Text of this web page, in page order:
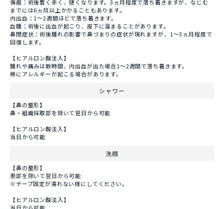
傷痕：術後暫く赤く、硬くなります。3ヵ月程度で落ち着きますが、なじむ
までには6ヵ月以上かかることもあります。
内出血：1～2週間ほどで落ち着きます。
血腫：術後に出血が起こり、皮下に溜まることがあります。
鼻閉症状：術後腫れの影響で鼻づまりの症状が現れますが、1～3ヵ月程度で
回復します。
【ヒアルロン酸注入】
腫れや痛みは数時間、内出血が出た場合1～2週間で落ち着きます。
稀にアレルギーが起こる場合があります。
シャワー
【鼻の整形】
鼻・組織採取部を除いて翌日から可能
【ヒアルロン酸注入】
当日から可能
洗顔
【鼻の整形】
患部を除いて翌日から可能
※テープ固定が濡れない様にしてください。
【ヒアルロン酸注入】